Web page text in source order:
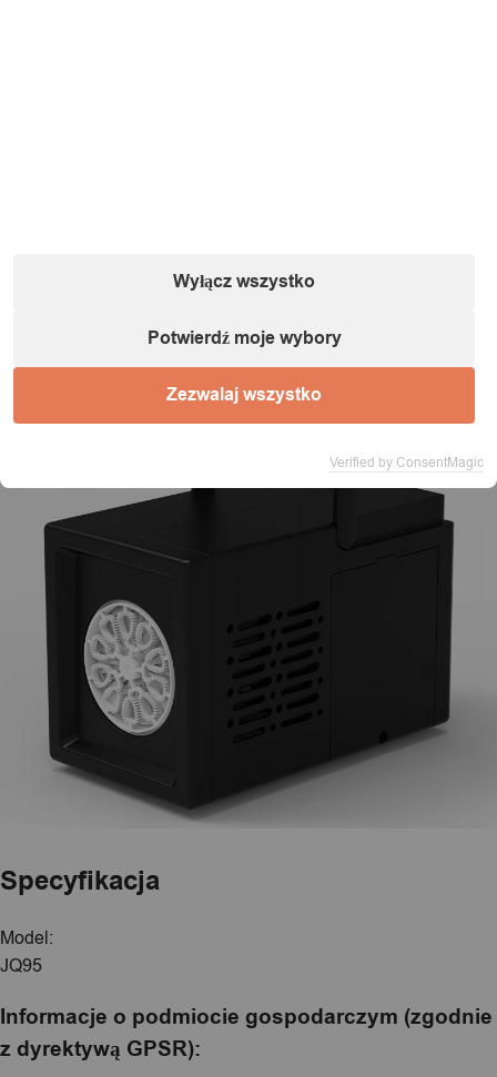
Specyfikacja
Model:
JQ95
Informacje o podmiocie gospodarczym (zgodnie
z dyrektywą GPSR):
Wyłącz wszystko
Potwierdź moje wybory
Zezwalaj wszystko
Verified by ConsentMagic